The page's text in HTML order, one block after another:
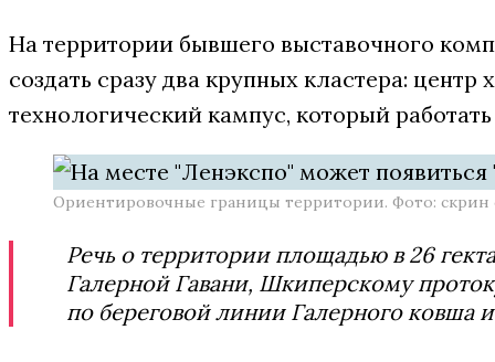
На территории бывшего выставочного
создать сразу два крупных кластера:
технологический кампус, который
Ориентировочные границы территории. Фото: скрин
Речь о территории площадью в 26
Галерной Гавани, Шкиперскому
по береговой линии Галерного ковша